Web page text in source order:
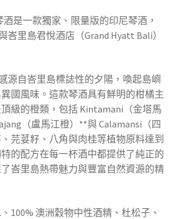
酒是一款獨家、限量版的印尼琴酒，
峇里島君悅酒店（Grand Hyatt Bali）
源自峇里島標誌性的夕陽，喚起島嶼
國風味。這款琴酒具有鮮明的柑橘主
級的橙類，包括 Kintamani（金塔馬
（盧馬江橙）**與 Calamansi（四
芫荽籽、八角與肉桂等植物原料達到
的配方在每一杯酒中都提供了純正的
峇里島熱帶魅力與豐富自然資源的精
100% 澳洲穀物中性酒精、杜松子、